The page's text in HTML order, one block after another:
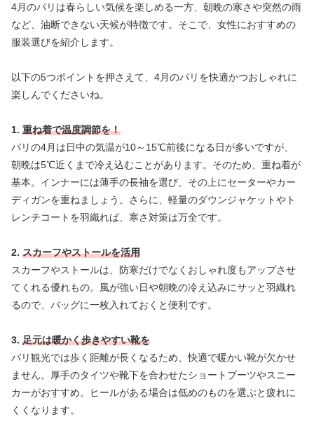
4月のパリは春らしい気候を楽しめる一方、朝晩の寒さや突然の雨
など、油断できない天候が特徴です。そこで、女性におすすめの
服装選びを紹介します。
以下の5つポイントを押さえて、4月のパリを快適かつおしゃれに
楽しんでくださいね。
1. 重ね着で温度調節を！
パリの4月は日中の気温が10～15℃前後になる日が多いですが、
朝晩は5℃近くまで冷え込むことがあります。そのため、重ね着が
基本。インナーには薄手の長袖を選び、その上にセーターやカー
ディガンを重ねましょう。さらに、軽量のダウンジャケットやト
レンチコートを羽織れば、寒さ対策は万全です。
2. スカーフやストールを活用
スカーフやストールは、防寒だけでなくおしゃれ度もアップさせ
てくれる優れもの。風が強い日や朝晩の冷え込みにサッと羽織れ
るので、バッグに一枚入れておくと便利です。
3. 足元は暖かく歩きやすい靴を
パリ観光では歩く距離が長くなるため、快適で暖かい靴が欠かせ
ません。厚手のタイツや靴下を合わせたショートブーツやスニー
カーがおすすめ。ヒールがある場合は低めのものを選ぶと疲れに
くくなります。